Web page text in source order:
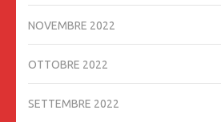
NOVEMBRE 2022
OTTOBRE 2022
SETTEMBRE 2022